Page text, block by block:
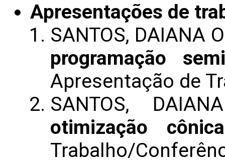
Apresentações de
SANTOS, DAIANA
programação
Apresentação de
SANTOS,
otimização cônica
Trabalho/